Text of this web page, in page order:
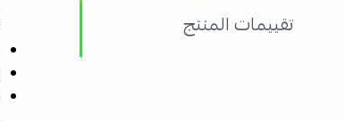
تقييمات المنتج